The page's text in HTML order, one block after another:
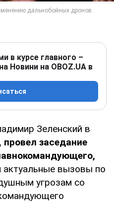
в курсе главного –
Новини на OBOZ.UA в
Зеленский в
провел заседание
вызовы по
угрозам со